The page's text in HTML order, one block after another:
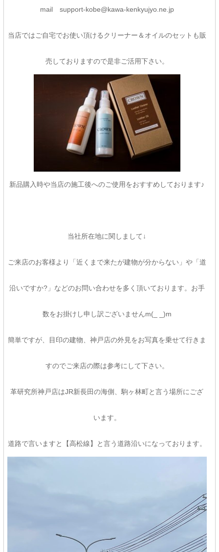
mail support-kobe@kawa-kenkyujyo.ne.jp
当店ではご自宅でお使い頂けるクリーナー＆オイルのセットも販
売しておりますので是非ご活用下さい。
新品購入時や当店の施工後へのご使用をおすすめしております♪
当社所在地に関しまして↓
ご来店のお客様より「近くまで来たが建物が分からない」や「道
沿いですか?」などのお問い合わせを多く頂いております。お手
数をお掛けし申し訳ございませんm(_ _)m
簡単ですが、目印の建物、神戸店の外見をお写真を乗せて行きま
すのでご来店の際は参考にして下さい。
革研究所神戸店はJR新長田の海側、駒ヶ林町と言う場所にござ
います。
道路で言いますと【高松線】と言う道路沿いになっております。